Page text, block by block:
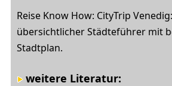
Reise Know How: CityTrip
übersichtlicher Städteführer mit
Stadtplan.
weitere Literatur: